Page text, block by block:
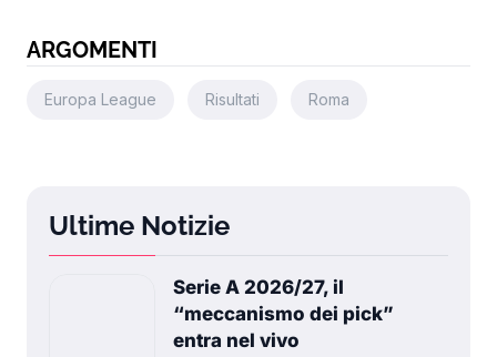
ARGOMENTI
Europa League Risultati Roma
Ultime Notizie
Serie A 2026/27, il
“meccanismo dei pick”
entra nel vivo